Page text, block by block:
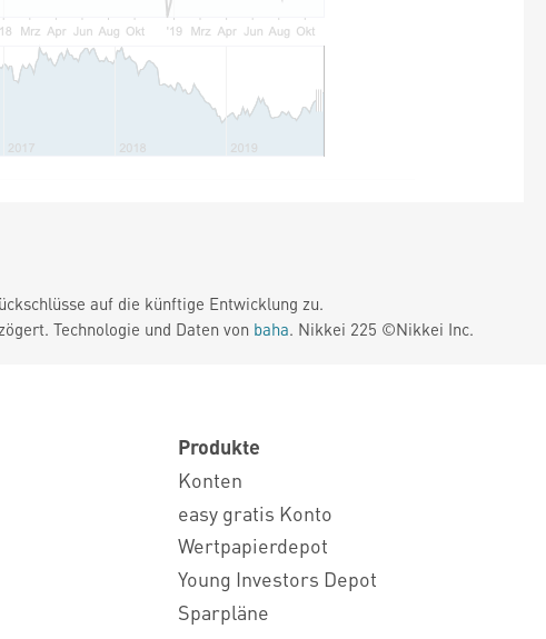
auf die künftige Entwicklung zu.
Technologie und Daten von baha. Nikkei 225 ©Nikkei Inc.
Produkte
Konten
easy gratis Konto
Wertpapierdepot
Young Investors Depot
Sparpläne